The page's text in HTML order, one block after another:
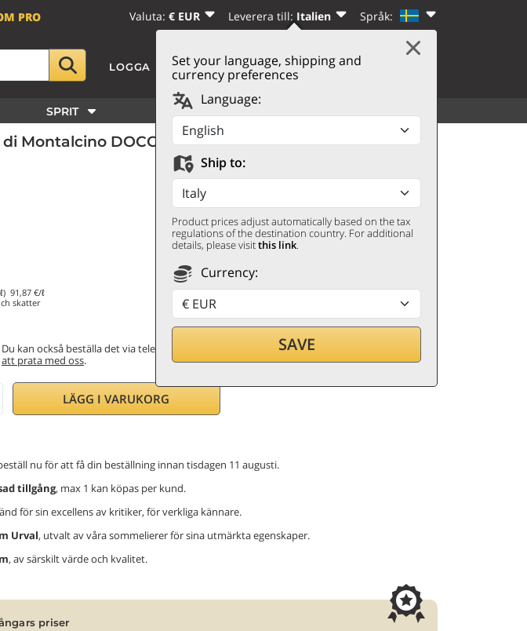
PRO Valuta: € EUR Leverera till: Italien Språk:
Set your language, shipping and
currency preferences
Language:
Ship to:
Product prices adjust automatically based on the tax
regulations of the destination country. For additional
details, please visitthis link.
Currency:
SAVE
LOGGA IN | REGISTRERA DIG VARUKORG
SPRIT UPPTÄCK
Montalcino DOCG Pieve Santa Restituta 2021
91,87 €/ℓ
skatter
Du kan också beställa det via telefon
att prata med oss.
LÄGG I VARUKORG
nu för att få din beställning innan tisdagen 11 augusti.
tillgång, max 1 kan köpas per kund.
för sin excellens av kritiker, för verkliga kännare.
Urval, utvalt av våra sommelierer för sina utmärkta egenskaper.
, av särskilt värde och kvalitet.
priser